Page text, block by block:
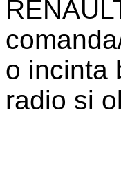
o incinta
radio si